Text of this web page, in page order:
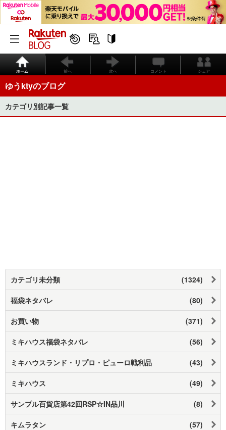
ホーム 前へ 次へ コメント シェア
ゆうktyのブログ
カテゴリ別記事一覧
カテゴリ未分類 (1324)
福袋ネタバレ (80)
お買い物 (371)
ミキハウス福袋ネタバレ (56)
ミキハウスランド・リプロ・ピューロ戦利品 (43)
ミキハウス (49)
サンプル百貨店第42回RSP☆IN品川 (8)
キムラタン (57)